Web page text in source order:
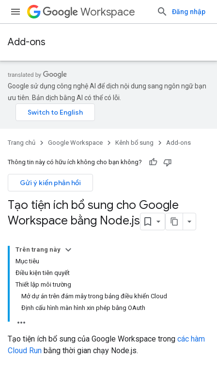
Workspace Đăng nhập
Add-ons
Google sử dụng công nghệ AI để dịch nội dung sang ngôn ngữ bạn
ưu tiên. Bản dịch bằng AI có thể có lỗi.
Trang chủ Google Workspace Kênh bổ sung Add-ons
Thông tin này có hữu ích không cho bạn không?
Gửi ý kiến phản hồi
Tạo tiện ích bổ sung cho Google
Workspace bằng Node.js
Trên trang này
Mục tiêu
Điều kiện tiên quyết
Thiết lập môi trường
Mở dự án trên đám mây trong bảng điều khiển Cloud
Định cấu hình màn hình xin phép bằng OAuth
Tạo tiện ích bổ sung của Google Workspace trong các hàm
Cloud Run bằng thời gian chạy Node.js.